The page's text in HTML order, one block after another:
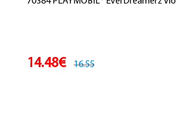
14.48€ 16.55